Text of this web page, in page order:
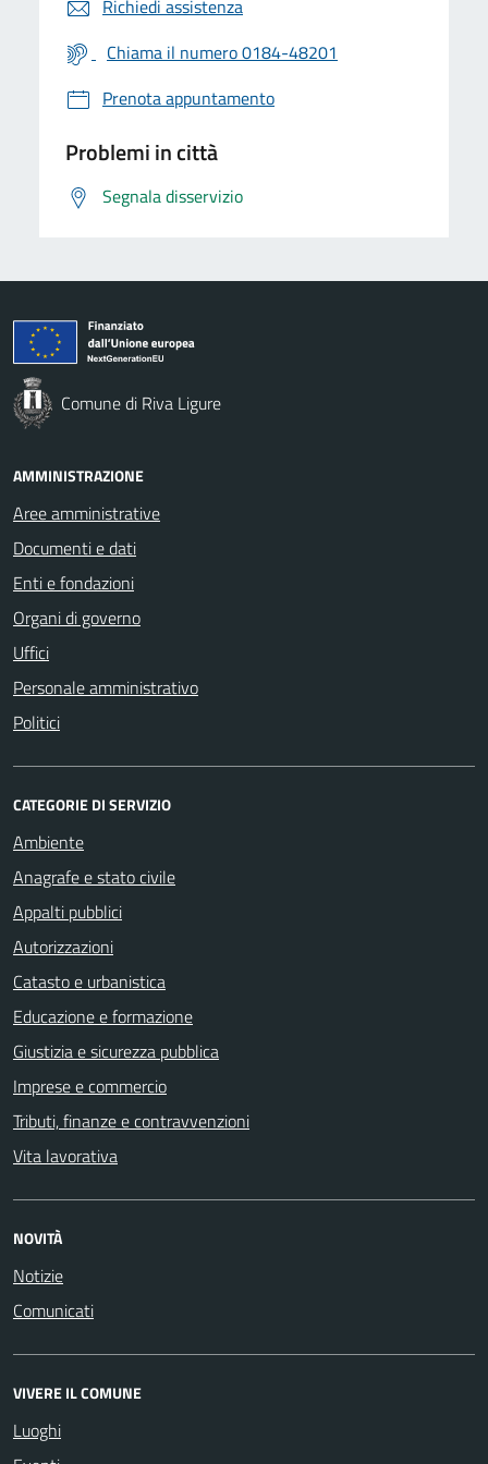
Richiedi assistenza
Chiama il numero 0184-48201
Prenota appuntamento
Problemi in città
Segnala disservizio
Comune di Riva Ligure
AMMINISTRAZIONE
Aree amministrative
Documenti e dati
Enti e fondazioni
Organi di governo
Uffici
Personale amministrativo
Politici
CATEGORIE DI SERVIZIO
Ambiente
Anagrafe e stato civile
Appalti pubblici
Autorizzazioni
Catasto e urbanistica
Educazione e formazione
Giustizia e sicurezza pubblica
Imprese e commercio
Tributi, finanze e contravvenzioni
Vita lavorativa
NOVITÀ
Notizie
Comunicati
VIVERE IL COMUNE
Luoghi